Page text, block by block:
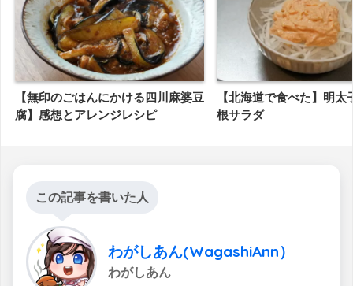
【無印のごはんにかける四川麻婆豆
腐】感想とアレンジレシピ
【北海道で食べた】明太
根サラダ
この記事を書いた人
わがしあん(WagashiAnn）
わがしあん